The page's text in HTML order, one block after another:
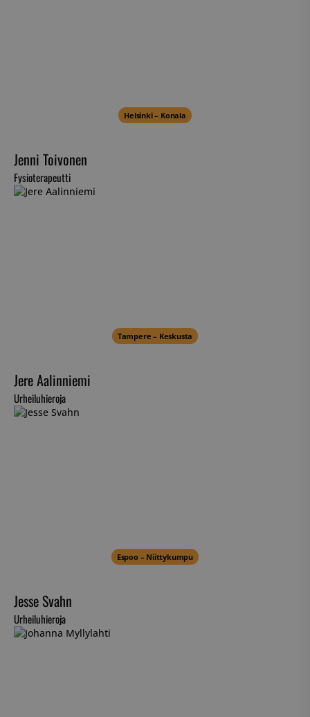
Helsinki – Konala
Jenni Toivonen
Fysioterapeutti
Tampere – Keskusta
Jere Aalinniemi
Urheiluhieroja
Espoo – Niittykumpu
Jesse Svahn
Urheiluhieroja